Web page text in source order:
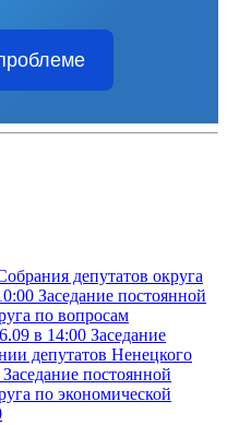
депутатов округа
Заседание постоянной
по вопросам
в 14:00 Заседание
депутатов Ненецкого
Заседание постоянной
по экономической